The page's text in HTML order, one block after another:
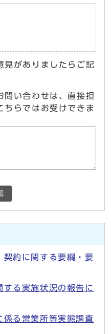
見がありましたらご記
問い合わせは、直接担
ちらではお受けできま
契約に関する要綱・要
る実施状況の報告に
係る営業所等実態調査